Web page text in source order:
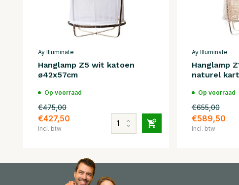
Ay Illuminate
Hanglamp Z5 wit katoen
ø42x57cm
Op voorraad
€475,00
€427,50
Incl. btw
Ay Illuminate
Hanglamp
naturel
Op voorraad
€655,00
€589,50
Incl. btw